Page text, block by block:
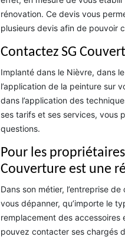
rénovation. Ce devis vous
plusieurs devis afin de pouvoir
Contactez SG
Implanté dans le Nièvre, dans
l’application de la peinture sur
dans l’application des
ses tarifs et ses services, vous
questions.
Pour les
Couverture est une
Dans son métier, l’entreprise
vous dépanner, qu’importe le
remplacement des
pouvez contacter ses chargés